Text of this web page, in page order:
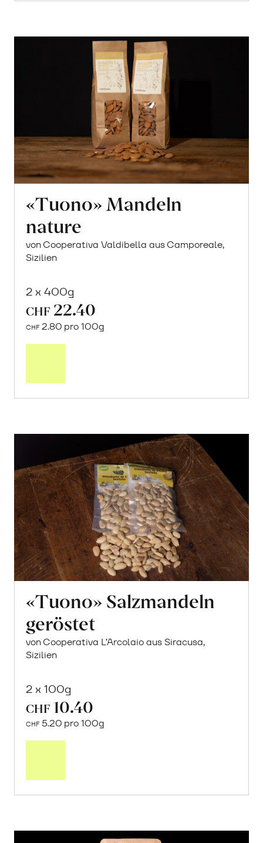
«Tuono» Mandeln
nature
von Cooperativa Valdibella aus Camporeale,
Sizilien
2 x 400g
CHF 22.40
CHF 2.80 pro 100g
«Tuono» Salzmandeln
geröstet
von Cooperativa L’Arcolaio aus Siracusa,
Sizilien
2 x 100g
CHF 10.40
CHF 5.20 pro 100g